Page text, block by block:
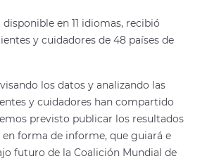
en 11 idiomas, recibió
y cuidadores de 48 países de
los datos y analizando las
y cuidadores han compartido
previsto publicar los resultados
en forma de informe, que guiará e
futuro de la Coalición Mundial de